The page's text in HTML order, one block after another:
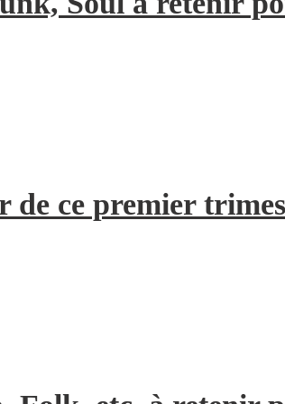
de ce premier